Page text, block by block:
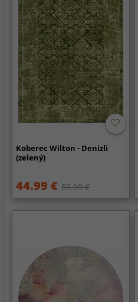
Koberec Wilton - Denizli
(zelený)
44.99 € 59.99 €